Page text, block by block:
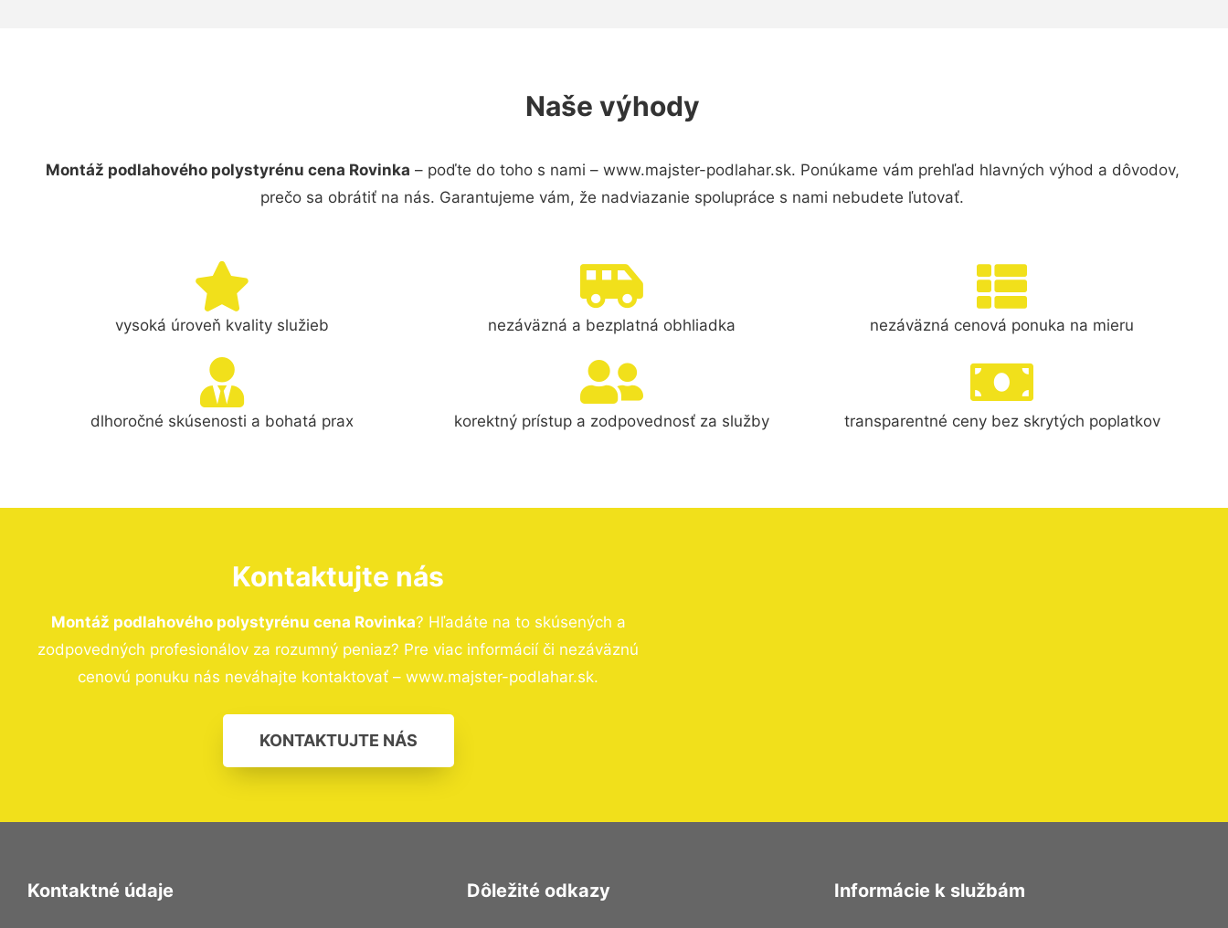
Naše výhody
Montáž podlahového polystyrénu cena Rovinka – poďte do toho s nami – www.majster-podlahar.sk. Ponúkame vám prehľad hlavných výhod a dôvodov,
prečo sa obrátiť na nás. Garantujeme vám, že nadviazanie spolupráce s nami nebudete ľutovať.
vysoká úroveň kvality služieb nezáväzná a bezplatná obhliadka nezáväzná cenová ponuka na mieru
dlhoročné skúsenosti a bohatá prax korektný prístup a zodpovednosť za služby transparentné ceny bez skrytých poplatkov
Kontaktujte nás
Montáž podlahového polystyrénu cena Rovinka? Hľadáte na to skúsených a
zodpovedných profesionálov za rozumný peniaz? Pre viac informácií či nezáväznú
cenovú ponuku nás neváhajte kontaktovať – www.majster-podlahar.sk.
KONTAKTUJTE NÁS
Kontaktné údaje Dôležité odkazy Informácie k službám